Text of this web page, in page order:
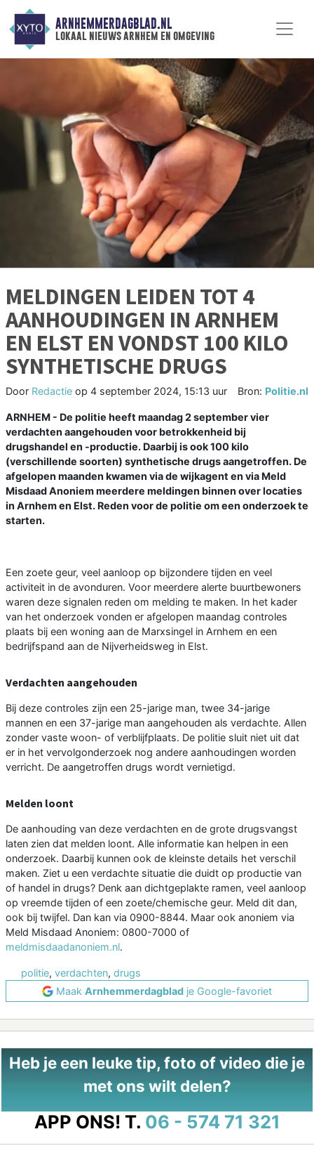
ARNHEMMERDAGBLAD.NL
lokaal nieuws arnhem en omgeving
MELDINGEN LEIDEN TOT 4
AANHOUDINGEN IN ARNHEM
EN ELST EN VONDST 100 KILO
SYNTHETISCHE DRUGS
Door Redactie op 4 september 2024, 15:13 uur Bron: Politie.nl
ARNHEM - De politie heeft maandag 2 september vier
verdachten aangehouden voor betrokkenheid bij
drugshandel en -productie. Daarbij is ook 100 kilo
(verschillende soorten) synthetische drugs aangetroffen. De
afgelopen maanden kwamen via de wijkagent en via Meld
Misdaad Anoniem meerdere meldingen binnen over locaties
in Arnhem en Elst. Reden voor de politie om een onderzoek te
starten.
Een zoete geur, veel aanloop op bijzondere tijden en veel
activiteit in de avonduren. Voor meerdere alerte buurtbewoners
waren deze signalen reden om melding te maken. In het kader
van het onderzoek vonden er afgelopen maandag controles
plaats bij een woning aan de Marxsingel in Arnhem en een
bedrijfspand aan de Nijverheidsweg in Elst.
Verdachten aangehouden
Bij deze controles zijn een 25-jarige man, twee 34-jarige
mannen en een 37-jarige man aangehouden als verdachte. Allen
zonder vaste woon- of verblijfplaats. De politie sluit niet uit dat
er in het vervolgonderzoek nog andere aanhoudingen worden
verricht. De aangetroffen drugs wordt vernietigd.
Melden loont
De aanhouding van deze verdachten en de grote drugsvangst
laten zien dat melden loont. Alle informatie kan helpen in een
onderzoek. Daarbij kunnen ook de kleinste details het verschil
maken. Ziet u een verdachte situatie die duidt op productie van
of handel in drugs? Denk aan dichtgeplakte ramen, veel aanloop
op vreemde tijden of een zoete/chemische geur. Meld dit dan,
ook bij twijfel. Dan kan via 0900-8844. Maar ook anoniem via
Meld Misdaad Anoniem: 0800-7000 of
meldmisdaadanoniem.nl.
politie, verdachten, drugs
Maak Arnhemmerdagblad je Google-favoriet
Heb je een leuke tip, foto of video die je
met ons wilt delen?
APP ONS! T. 06 - 574 71 321